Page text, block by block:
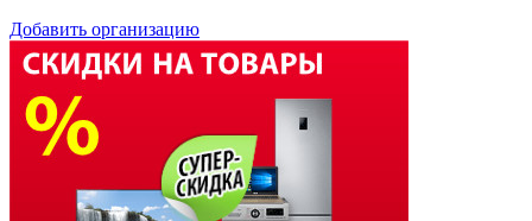
Добавить организацию